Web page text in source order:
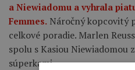
a Niewiadomu a vyhrala
Femmes. Náročný kopcovitý
celkové poradie. Marlen
spolu s Kasiou Niewiadomou
súperkami.